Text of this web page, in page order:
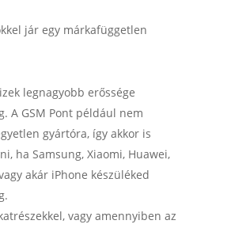
jár egy márkafüggetlen
legnagyobb erőssége
A GSM Pont például nem
gyártóra, így akkor is
ha Samsung, Xiaomi, Huawei,
akár iPhone készüléked
vagy amennyiben az